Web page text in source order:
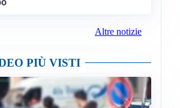
Altre notizie
PIÙ VISTI